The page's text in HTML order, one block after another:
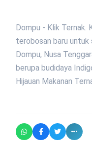
Dompu - Klik Ternak.
terobosan baru
Dompu, Nusa
berupa budidaya
Hijauan Makanan